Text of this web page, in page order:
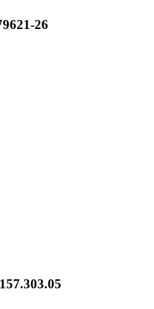
26